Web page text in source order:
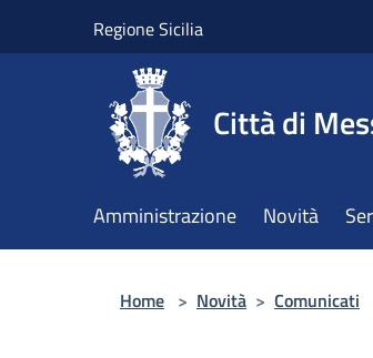
Regione Sicilia
Città di
Amministrazione Novità
Home > Novità > Comunicati